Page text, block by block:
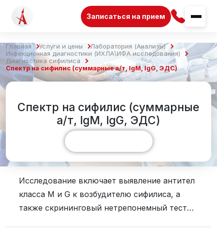
Записаться на прием
Главная Услуги и цены
Лаборатория (Анализы)
Инфекционная диагностики (ИХЛА\ИФА исследования)
Диагностика сифилиса
Спектр на сифилис (суммарные а/т, IgM, IgG, ЭДС)
Спектр на сифилис (суммарные
а/т, IgM, IgG, ЭДС)
Исследование включает выявление антител
класса M и G к возбудителю сифилиса, а
также скрининговый нетрепонемный тест